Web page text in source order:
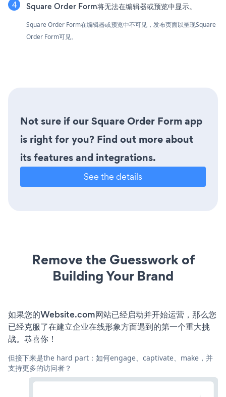
Square Order Form将无法在编辑器或预览中显示。
Square Order Form在编辑器或预览中不可见，发布页面以呈现Square
Order Form可见。
Not sure if our Square Order Form app
is right for you? Find out more about
its features and integrations.
See the details
Remove the Guesswork of
Building Your Brand
如果您的Website.com网站已经启动并开始运营，那么您
已经克服了在建立企业在线形象方面遇到的第一个重大挑
战。恭喜你！
但接下来是the hard part：如何engage、captivate、make，并
支持更多的访问者？